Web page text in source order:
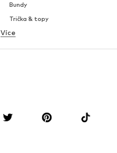
Bundy
Trička & topy
Spodní prádlo
Premium
Více